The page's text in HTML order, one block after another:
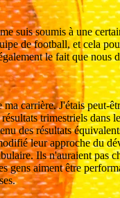
suis soumis à une
de football, et cela
le fait que nous
carrière. J'étais
trimestriels
des résultats
leur approche du
Ils n'auraient pas
aiment être